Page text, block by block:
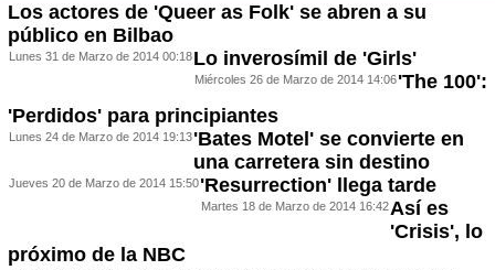
Los actores de 'Queer as Folk' se abren a su
público en Bilbao
Lunes 31 de Marzo de 2014 00:18Lo inverosímil de 'Girls'
Miércoles 26 de Marzo de 2014 14:06'The 100':
'Perdidos' para principiantes
Lunes 24 de Marzo de 2014 19:13'Bates Motel' se convierte en
una carretera sin destino
Jueves 20 de Marzo de 2014 15:50'Resurrection' llega tarde
Martes 18 de Marzo de 2014 16:42Así es
'Crisis', lo
próximo de la NBC